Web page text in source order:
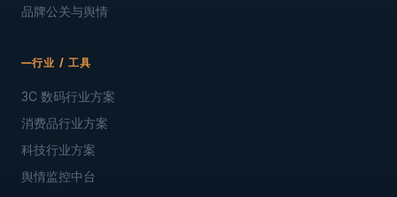
品牌公关与舆情
行业 / 工具
3C 数码行业方案
消费品行业方案
科技行业方案
舆情监控中台